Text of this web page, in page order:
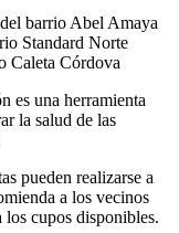
barrio Abel Amaya
Standard Norte
Caleta Córdova
es una herramienta
la salud de las
pueden realizarse a
a los vecinos
los cupos disponibles.